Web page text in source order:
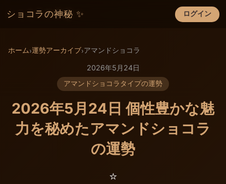
ショコラの神秘 ✨ ログイン
×
ホーム›運勢アーカイブ›アマンドショコラ
2026年5月24日
アマンドショコラタイプの運勢
2026年5月24日 個性豊かな魅
力を秘めたアマンドショコラ
の運勢
⭐️